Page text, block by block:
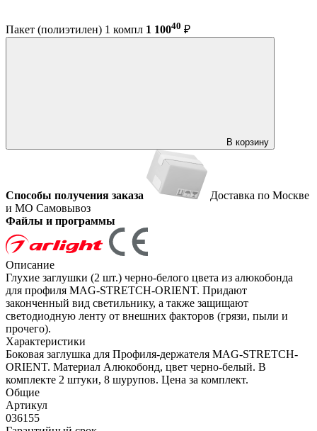
Пакет (полиэтилен) 1 компл 1 10040 ₽
В корзину
Способы получения заказа
Доставка по Москве
и МО Самовывоз
Файлы и программы
Описание
Глухие заглушки (2 шт.) черно-белого цвета из алюкобонда
для профиля MAG-STRETCH-ORIENT. Придают
законченный вид светильнику, а также защищают
светодиодную ленту от внешних факторов (грязи, пыли и
прочего).
Характеристики
Боковая заглушка для Профиля-держателя MAG-STRETCH-
ORIENT. Материал Алюкобонд, цвет черно-белый. В
комплекте 2 штуки, 8 шурупов. Цена за комплект.
Общие
Артикул
036155